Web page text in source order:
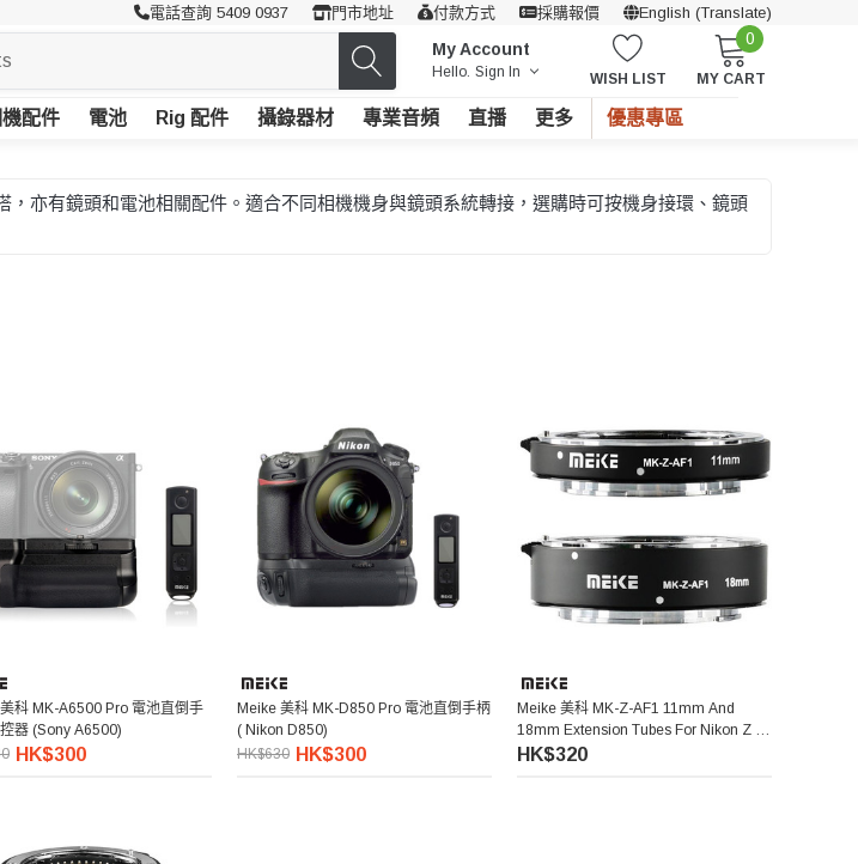
電話查詢 5409 0937 門市地址 付款方式 採購報價 English (Translate)
My Account
Hello. Sign In WISH LIST
0
MY CART
配件 電池 Rig 配件 攝錄器材 專業音頻 直播 更多 優惠專區
亦有鏡頭和電池相關配件。適合不同相機機身與鏡頭系統轉接，選購時可按機身接環、鏡頭
科 MK-A6500 Pro 電池直倒手
器 (Sony A6500)
HK$300
Meike 美科 MK-D850 Pro 電池直倒手柄
( Nikon D850)
HK$630 HK$300
Meike 美科 MK-Z-AF1 11mm And
18mm Extension Tubes For Nikon Z 微
距接環
HK$320